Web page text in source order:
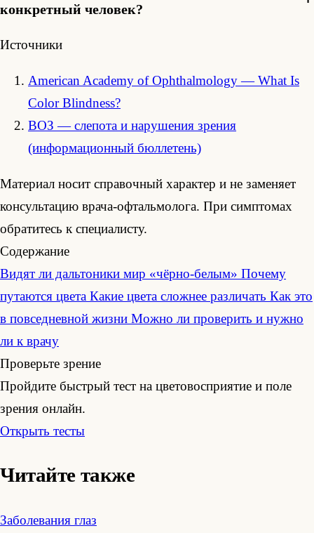
конкретный человек?
Источники
American Academy of Ophthalmology — What Is
Color Blindness?
ВОЗ — слепота и нарушения зрения
(информационный бюллетень)
Материал носит справочный характер и не заменяет
консультацию врача-офтальмолога. При симптомах
обратитесь к специалисту.
Содержание
Видят ли дальтоники мир «чёрно-белым» Почему
путаются цвета Какие цвета сложнее различать Как это
в повседневной жизни Можно ли проверить и нужно
ли к врачу
Проверьте зрение
Пройдите быстрый тест на цветовосприятие и поле
зрения онлайн.
Открыть тесты
Читайте также
Заболевания глаз